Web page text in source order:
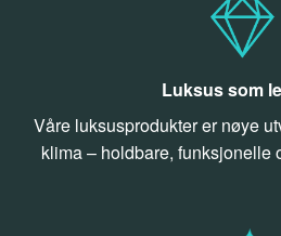
Luksus som
Våre luksusprodukter er nøye
klima – holdbare, funksjonelle